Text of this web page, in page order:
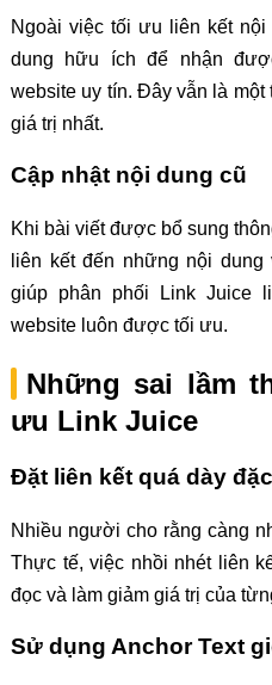
Ngoài việc tối ưu liên kết
dung hữu ích để nhận
website uy tín. Đây vẫn là
giá trị nhất.
Cập nhật nội dung cũ
Khi bài viết được bổ sung
liên kết đến những nội
giúp phân phối Link Juice
website luôn được tối ưu.
Những sai lầm
ưu Link Juice
Đặt liên kết quá dày đặc
Nhiều người cho rằng càng
Thực tế, việc nhồi nhét liên
đọc và làm giảm giá trị của
Sử dụng Anchor Text